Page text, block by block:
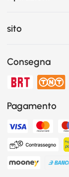
sito
Consegna
Pagamento